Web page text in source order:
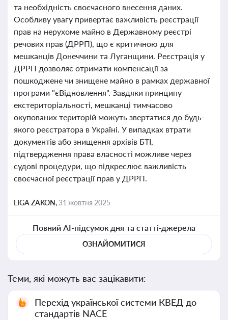
та необхідність своєчасного внесення даних.
Особливу увагу привертає важливість реєстрації
прав на нерухоме майно в Державному реєстрі
речових прав (ДРРП), що є критичною для
мешканців Донеччини та Луганщини. Реєстрація у
ДРРП дозволяє отримати компенсації за
пошкоджене чи знищене майно в рамках державної
програми "єВідновлення". Завдяки принципу
екстериторіальності, мешканці тимчасово
окупованих територій можуть звертатися до будь-
якого реєстратора в Україні. У випадках втрати
документів або знищення архівів БТІ,
підтвердження права власності можливе через
судові процедури, що підкреслює важливість
своєчасної реєстрації прав у ДРРП.
LIGA ZAKON,31 жовтня 2025
Повний AI-підсумок дня та статті-джерела
ОЗНАЙОМИТИСЯ
Теми, які можуть вас зацікавити:
Перехід української системи КВЕД до
стандартів NACE